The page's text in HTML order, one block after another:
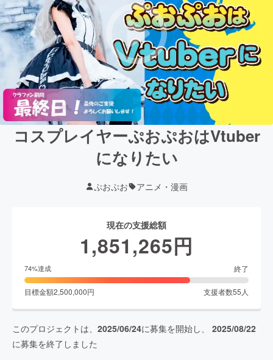
コスプレイヤーぷおぷおはVtuber
になりたい
ぷおぷお アニメ・漫画
現在の支援総額
1,851,265円
74%達成 終了
目標金額2,500,000円 支援者数55 人
このプロジェクトは、 2025/06/24に募集を開始し、 2025/08/22
に募集を終了しました